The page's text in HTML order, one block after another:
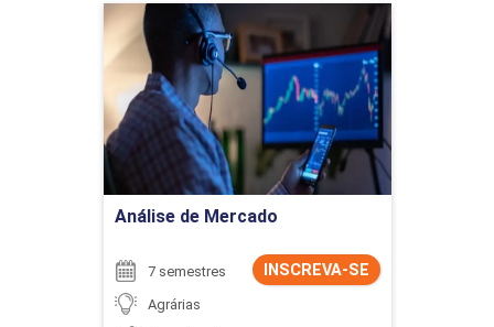
Análise de Mercado
INSCREVA-SE
7 semestres
Agrárias
Análise de Mercado
Detalhes do curso
Ir para Inscrição